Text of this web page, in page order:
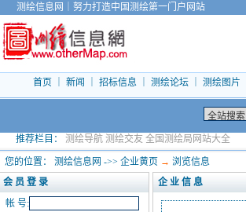
测绘信息网 努力打造中国测绘第一门户网站
首页 新闻 招标信息｜ 测绘论坛｜ 测绘图片
推荐栏目： 测绘导航 测绘交友 全国测绘局网站大全
您的位置： 测绘信息网 ->> 企业黄页 → 浏览信息
会 员 登 录
帐 号:
企 业 信 息